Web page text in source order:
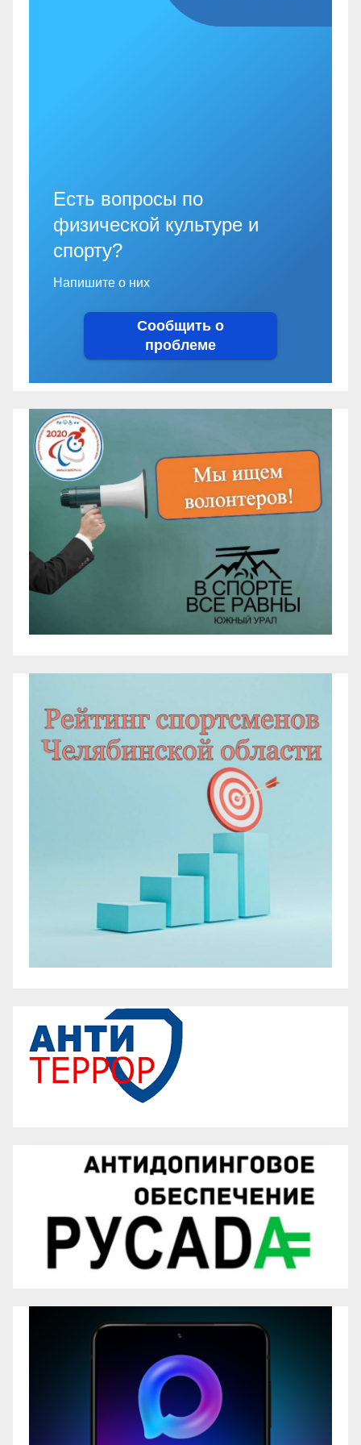
Есть вопросы по
физической культуре и
спорту?
Напишите о них
Сообщить о
проблеме